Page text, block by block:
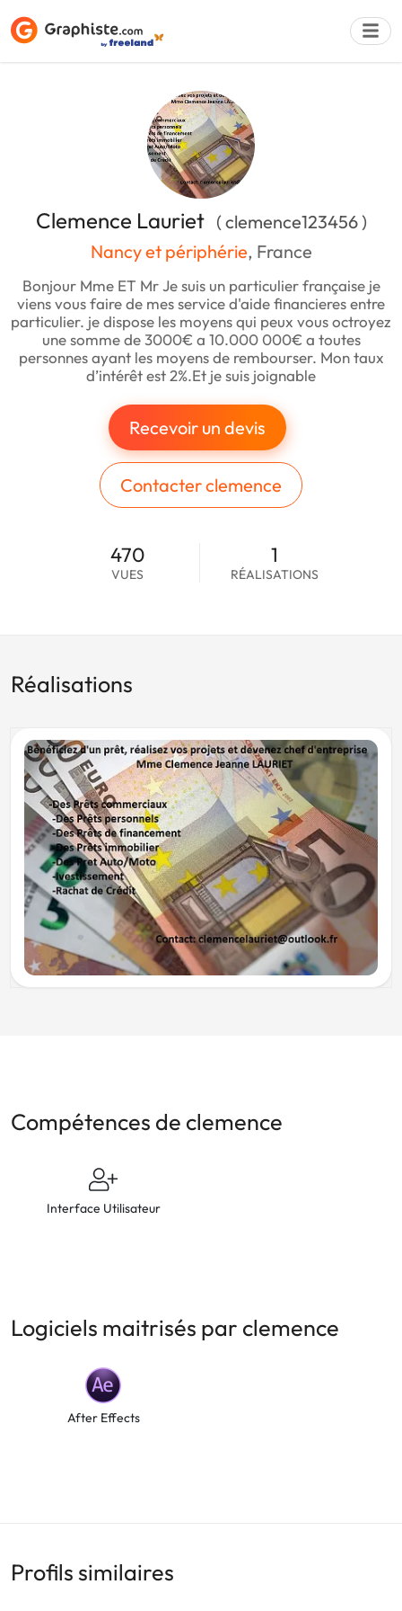
Clemence Lauriet ( clemence123456 )
Nancy et périphérie, France
Bonjour Mme ET Mr Je suis un particulier française je
viens vous faire de mes service d'aide financieres entre
particulier. je dispose les moyens qui peux vous octroyez
une somme de 3000€ a 10.000 000€ a toutes
personnes ayant les moyens de rembourser. Mon taux
d’intérêt est 2%.Et je suis joignable
Recevoir un devis
Contacter clemence
470
VUES
1
RÉALISATIONS
Réalisations
Compétences de clemence
Interface Utilisateur
Logiciels maitrisés par clemence
After Effects
Profils similaires